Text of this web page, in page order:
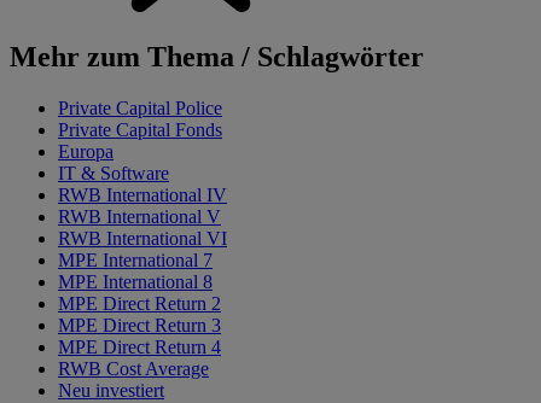
Mehr zum Thema / Schlagwörter
Private Capital Police
Private Capital Fonds
Europa
IT & Software
RWB International IV
RWB International V
RWB International VI
MPE International 7
MPE International 8
MPE Direct Return 2
MPE Direct Return 3
MPE Direct Return 4
RWB Cost Average
Neu investiert